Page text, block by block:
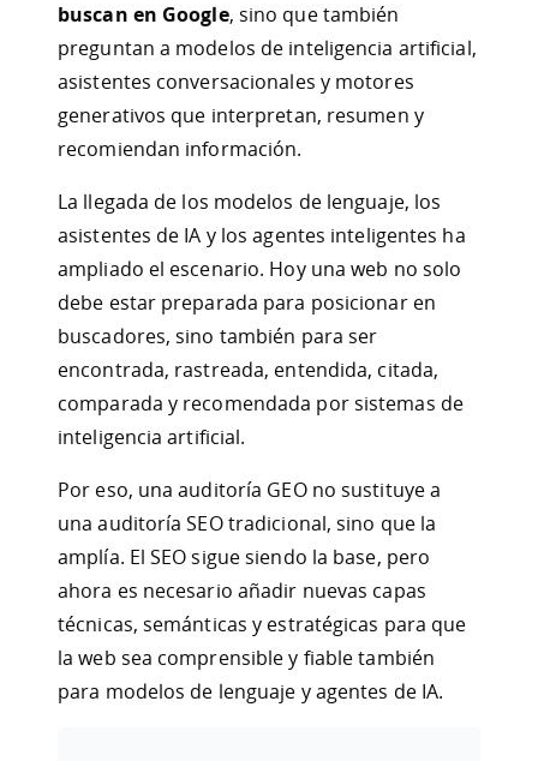
buscan en Google, sino que también
preguntan a modelos de inteligencia artificial,
asistentes conversacionales y motores
generativos que interpretan, resumen y
recomiendan información.
La llegada de los modelos de lenguaje, los
asistentes de IA y los agentes inteligentes ha
ampliado el escenario. Hoy una web no solo
debe estar preparada para posicionar en
buscadores, sino también para ser
encontrada, rastreada, entendida, citada,
comparada y recomendada por sistemas de
inteligencia artificial.
Por eso, una auditoría GEO no sustituye a
una auditoría SEO tradicional, sino que la
amplía. El SEO sigue siendo la base, pero
ahora es necesario añadir nuevas capas
técnicas, semánticas y estratégicas para que
la web sea comprensible y fiable también
para modelos de lenguaje y agentes de IA.